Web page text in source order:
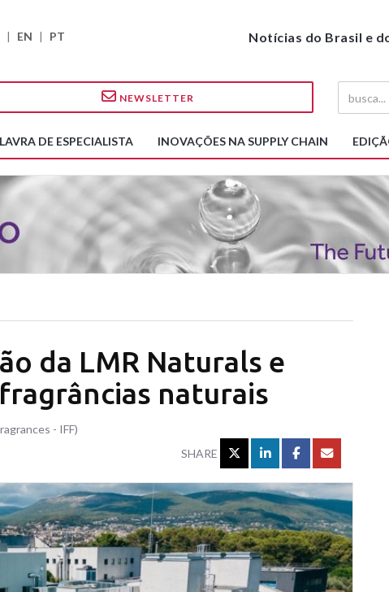
| EN | PT Notícias do Brasil e
NEWSLETTER
DE ESPECIALISTA INOVAÇÕES NA SUPPLY CHAIN
da LMR Naturals e
naturais
- IFF)
SHARE